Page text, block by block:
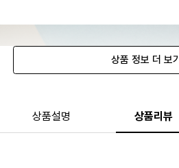
상품 정보 더 보기
상품설명 상품리뷰